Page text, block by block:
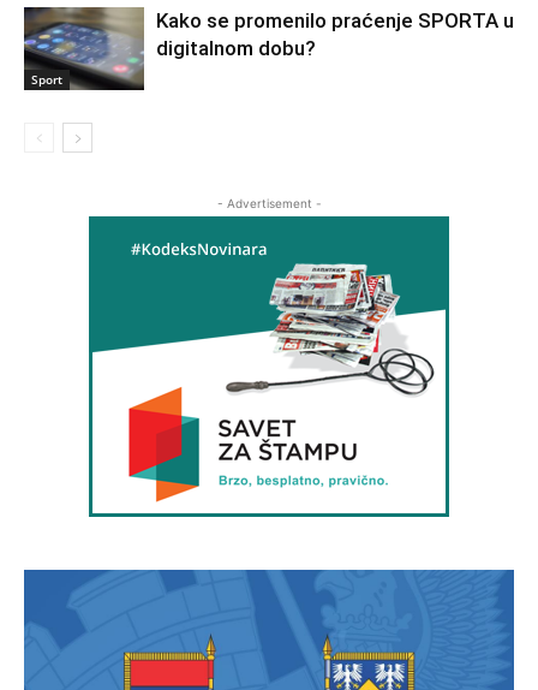
Sport
Kako se promenilo praćenje SPORTA u
digitalnom dobu?
- Advertisement -